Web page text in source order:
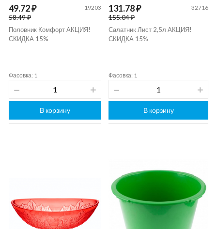
49.72 ₽
58.49 ₽
19203
Половник Комфорт АКЦИЯ!
СКИДКА 15%
Фасовка: 1
В корзину
131.78 ₽
155.04 ₽
32716
Салатник Лист 2,5л АКЦИЯ!
СКИДКА 15%
Фасовка: 1
В корзину